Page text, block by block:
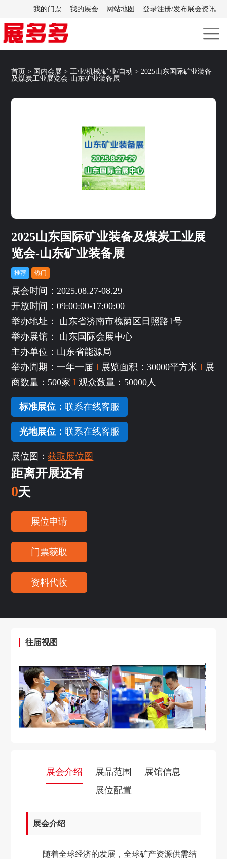
我的门票 我的展会 网站地图 登录注册/发布展会资讯
首页 > 国内会展 >工业/机械/矿业/自动 >2025山东国际矿业装备
及煤炭工业展览会-山东矿业装备展
2025山东国际矿业装备及煤炭工业展
览会-山东矿业装备展
推荐 热门
展会时间：2025.08.27-08.29
开放时间：09:00:00-17:00:00
举办地址： 山东省济南市槐荫区日照路1号
举办展馆： 山东国际会展中心
主办单位：山东省能源局
举办周期：一年一届I 展览面积：30000平方米I 展
商数量：500家I 观众数量：50000人
标准展位：联系在线客服
光地展位：联系在线客服
展位图：获取展位图
距离开展还有
0天
展位申请
门票获取
资料代收
往届视图
展会介绍 展品范围
展馆信息
展位配置
展会介绍
随着全球经济的发展，全球矿产资源供需结